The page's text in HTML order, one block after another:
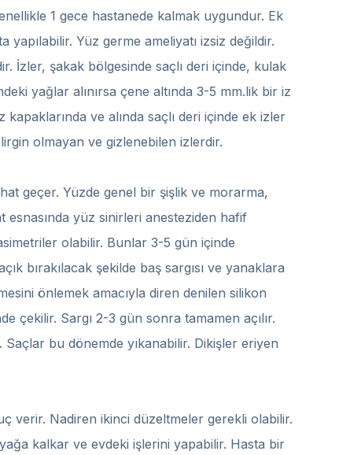
1 gece hastanede kalmak uygundur. Ek
Yüz germe ameliyatı izsiz değildir.
İzler, şakak bölgesinde saçlı deri içinde, kulak
yağlar alınırsa çene altında 3-5 mm.lik bir iz
ve alında saçlı deri içinde ek izler
olmayan ve gizlenebilen izlerdir.
geçer. Yüzde genel bir şişlik ve morarma,
yüz sinirleri anesteziden hafif
olabilir. Bunlar 3-5 gün içinde
bırakılacak şekilde baş sargısı ve yanaklara
önlemek amacıyla diren denilen silikon
çekilir. Sargı 2-3 gün sonra tamamen açılır.
bu dönemde yıkanabilir. Dikişler eriyen
verir. Nadiren ikinci düzeltmeler gerekli olabilir.
kalkar ve evdeki işlerini yapabilir. Hasta bir